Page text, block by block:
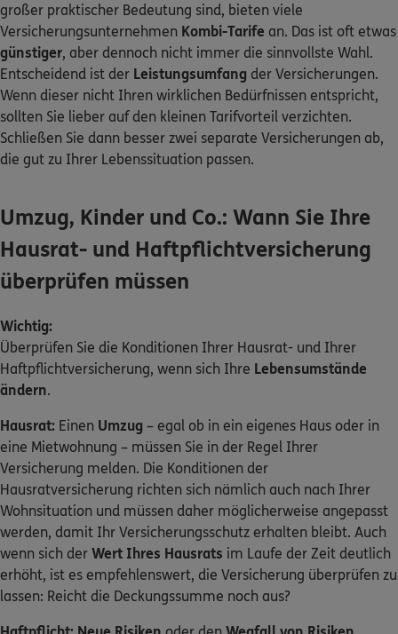
großer praktischer Bedeutung sind, bieten viele
Versicherungsunternehmen Kombi-Tarife an. Das ist oft etwas
günstiger, aber dennoch nicht immer die sinnvollste Wahl.
Entscheidend ist der Leistungsumfang der Versicherungen.
Wenn dieser nicht Ihren wirklichen Bedürfnissen entspricht,
sollten Sie lieber auf den kleinen Tarifvorteil verzichten.
Schließen Sie dann besser zwei separate Versicherungen ab,
die gut zu Ihrer Lebenssituation passen.
Umzug, Kinder und Co.: Wann Sie Ihre
Hausrat- und Haftpflichtversicherung
überprüfen müssen
Wichtig:
Überprüfen Sie die Konditionen Ihrer Hausrat- und Ihrer
Haftpflichtversicherung, wenn sich Ihre Lebensumstände
ändern.
Hausrat: Einen Umzug – egal ob in ein eigenes Haus oder in
eine Mietwohnung – müssen Sie in der Regel Ihrer
Versicherung melden. Die Konditionen der
Hausratversicherung richten sich nämlich auch nach Ihrer
Wohnsituation und müssen daher möglicherweise angepasst
werden, damit Ihr Versicherungsschutz erhalten bleibt. Auch
wenn sich der Wert Ihres Hausrats im Laufe der Zeit deutlich
erhöht, ist es empfehlenswert, die Versicherung überprüfen zu
lassen: Reicht die Deckungssumme noch aus?